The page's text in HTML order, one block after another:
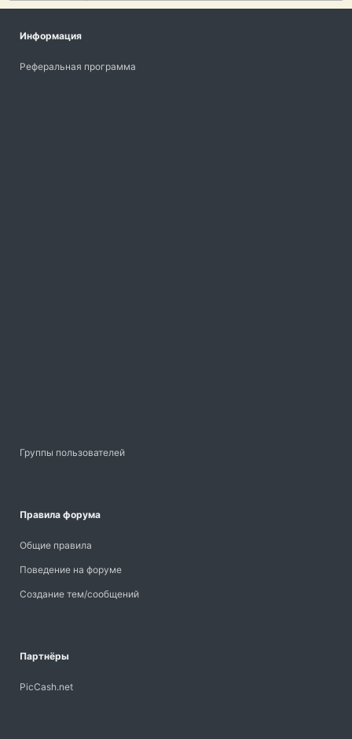
Информация
Реферальная программа
Группы пользователей
Правила форума
Общие правила
Поведение на форуме
Создание тем/сообщений
Партнёры
PicCash.net